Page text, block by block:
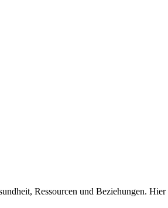
Ressourcen und Beziehungen.